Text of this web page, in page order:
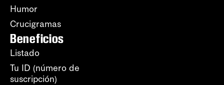
Humor
Crucigramas
Beneficios
Listado
Tu ID (número de
suscripción)